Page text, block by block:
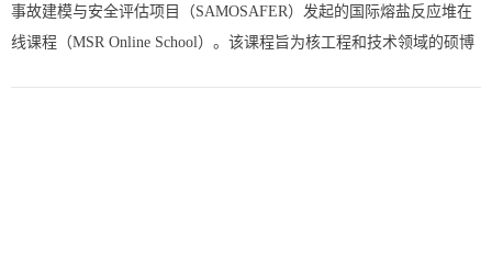
事故建模与安全评估项目（SAMOSAFER）发起的国际熔盐反应堆在
线课程（MSR Online School）。该课程旨为核工程和技术领域的硕博